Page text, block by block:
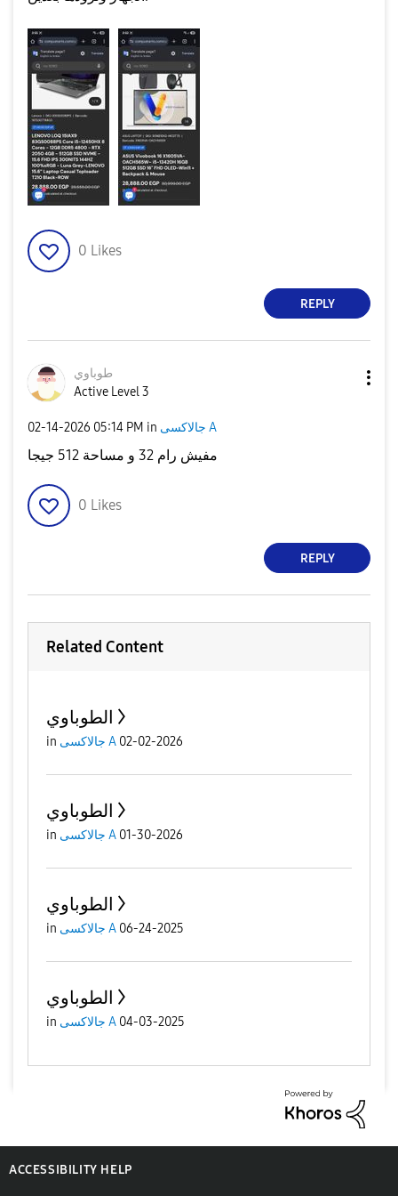
0 Likes
REPLY
طوباوي
Active Level 3
‎02-14-2026 05:14 PM in جالاكسى A
مفيش رام 32 و مساحة 512 جيجا
0 Likes
REPLY
Related Content
الطوباوي
in جالاكسى A 02-02-2026
الطوباوي
in جالاكسى A 01-30-2026
الطوباوي
in جالاكسى A 06-24-2025
الطوباوي
in جالاكسى A 04-03-2025
ACCESSIBILITY HELP